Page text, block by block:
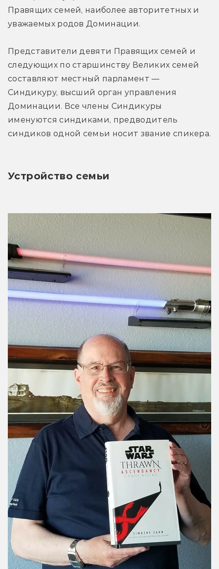
Правящих семей, наиболее авторитетных и
уважаемых родов Доминации.
Представители девяти Правящих семей и
следующих по старшинству Великих семей
составляют местный парламент —
Синдикуру, высший орган управления
Доминации. Все члены Синдикуры
именуются синдиками, предводитель
синдиков одной семьи носит звание спикера.
Устройство семьи